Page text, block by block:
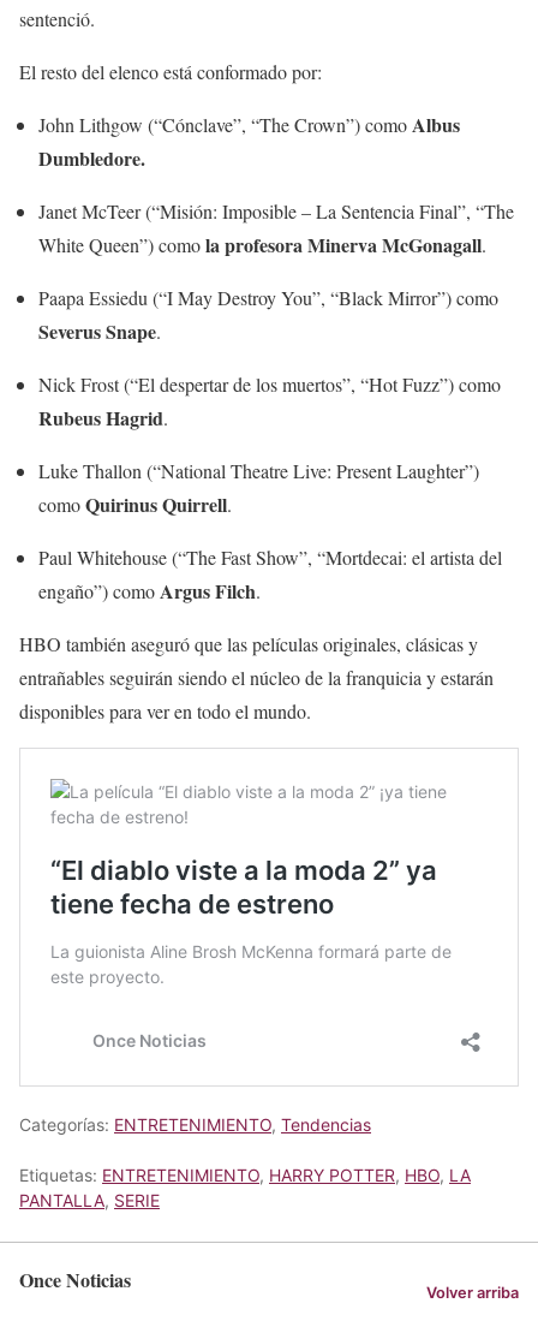
sentenció.
El resto del elenco está conformado por:
John Lithgow (“Cónclave”, “The Crown”) comoAlbus
Dumbledore.
Janet McTeer (“Misión: Imposible – La Sentencia Final”, “The
White Queen”) comola profesora Minerva McGonagall.
Paapa Essiedu (“I May Destroy You”, “Black Mirror”) como
Severus Snape.
Nick Frost (“El despertar de los muertos”, “Hot Fuzz”) como
Rubeus Hagrid.
Luke Thallon (“National Theatre Live: Present Laughter”)
comoQuirinus Quirrell.
Paul Whitehouse (“The Fast Show”, “Mortdecai: el artista del
engaño”) comoArgus Filch.
HBO también aseguró que las películas originales, clásicas y
entrañables seguirán siendo el núcleo de la franquicia y estarán
disponibles para ver en todo el mundo.
Categorías: ENTRETENIMIENTO, Tendencias
Etiquetas: ENTRETENIMIENTO, HARRY POTTER, HBO, LA
PANTALLA, SERIE
Once Noticias Volver arriba